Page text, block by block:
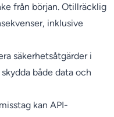
från början. Otillräcklig
inklusive
säkerhetsåtgärder i
både data och
kan API-